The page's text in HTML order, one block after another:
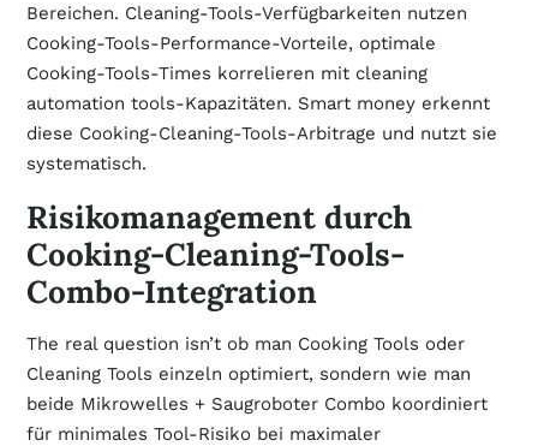
Bereichen. Cleaning-Tools-Verfügbarkeiten nutzen
Cooking-Tools-Performance-Vorteile, optimale
Cooking-Tools-Times korrelieren mit cleaning
automation tools-Kapazitäten. Smart money erkennt
diese Cooking-Cleaning-Tools-Arbitrage und nutzt sie
systematisch.
Risikomanagement durch
Cooking-Cleaning-Tools-
Combo-Integration
The real question isn’t ob man Cooking Tools oder
Cleaning Tools einzeln optimiert, sondern wie man
beide Mikrowelles + Saugroboter Combo koordiniert
für minimales Tool-Risiko bei maximaler